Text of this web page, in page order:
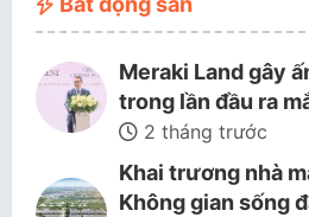
Meraki Land gây
trong lần đầu ra
2 tháng trước
Khai trương nhà
Không gian sống